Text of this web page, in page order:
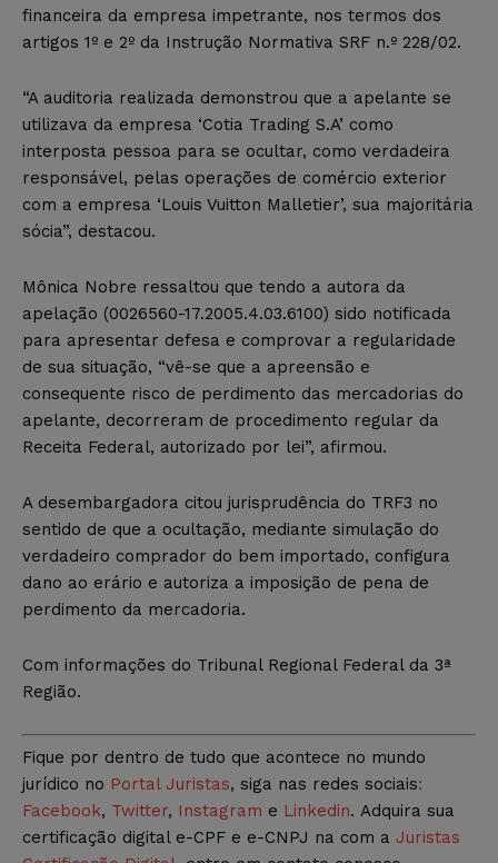
financeira da empresa impetrante, nos termos dos
artigos 1º e 2º da Instrução Normativa SRF n.º 228/02.
“A auditoria realizada demonstrou que a apelante se
utilizava da empresa ‘Cotia Trading S.A’ como
interposta pessoa para se ocultar, como verdadeira
responsável, pelas operações de comércio exterior
com a empresa ‘Louis Vuitton Malletier’, sua majoritária
sócia”, destacou.
Mônica Nobre ressaltou que tendo a autora da
apelação (0026560-17.2005.4.03.6100) sido notificada
para apresentar defesa e comprovar a regularidade
de sua situação, “vê-se que a apreensão e
consequente risco de perdimento das mercadorias do
apelante, decorreram de procedimento regular da
Receita Federal, autorizado por lei”, afirmou.
A desembargadora citou jurisprudência do TRF3 no
sentido de que a ocultação, mediante simulação do
verdadeiro comprador do bem importado, configura
dano ao erário e autoriza a imposição de pena de
perdimento da mercadoria.
Com informações do Tribunal Regional Federal da 3ª
Região.
Fique por dentro de tudo que acontece no mundo
jurídico no Portal Juristas, siga nas redes sociais:
Facebook, Twitter, Instagram e Linkedin. Adquira sua
certificação digital e-CPF e e-CNPJ na com a Juristas